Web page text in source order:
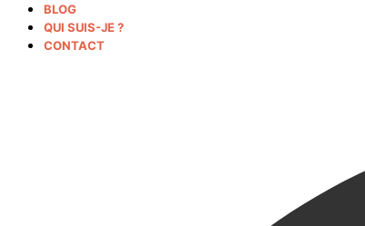
BLOG
QUI SUIS-JE ?
CONTACT